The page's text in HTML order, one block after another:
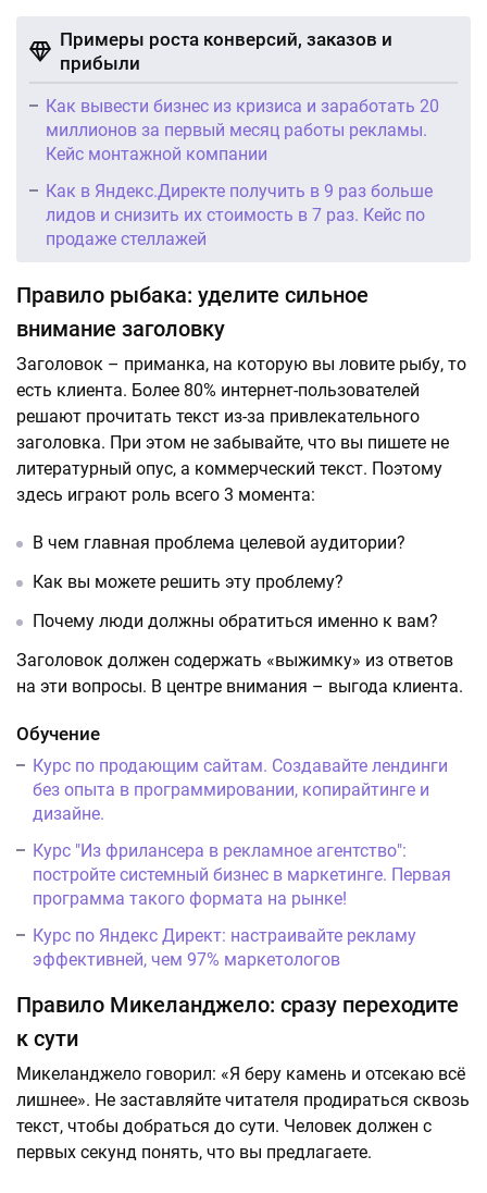
Примеры роста конверсий, заказов и
прибыли
Как вывести бизнес из кризиса и заработать 20
миллионов за первый месяц работы рекламы.
Кейс монтажной компании
Как в Яндекс.Директе получить в 9 раз больше
лидов и снизить их стоимость в 7 раз. Кейс по
продаже стеллажей
Правило рыбака: уделите сильное
внимание заголовку
Заголовок – приманка, на которую вы ловите рыбу, то
есть клиента. Более 80% интернет-пользователей
решают прочитать текст из-за привлекательного
заголовка. При этом не забывайте, что вы пишете не
литературный опус, а коммерческий текст. Поэтому
здесь играют роль всего 3 момента:
В чем главная проблема целевой аудитории?
Как вы можете решить эту проблему?
Почему люди должны обратиться именно к вам?
Заголовок должен содержать «выжимку» из ответов
на эти вопросы. В центре внимания – выгода клиента.
Обучение
Курс по продающим сайтам. Создавайте лендинги
без опыта в программировании, копирайтинге и
дизайне.
Курс "Из фрилансера в рекламное агентство":
постройте системный бизнес в маркетинге. Первая
программа такого формата на рынке!
Курс по Яндекс Директ: настраивайте рекламу
эффективней, чем 97% маркетологов
Правило Микеланджело: сразу переходите
к сути
Микеланджело говорил: «Я беру камень и отсекаю всё
лишнее». Не заставляйте читателя продираться сквозь
текст, чтобы добраться до сути. Человек должен с
первых секунд понять, что вы предлагаете.